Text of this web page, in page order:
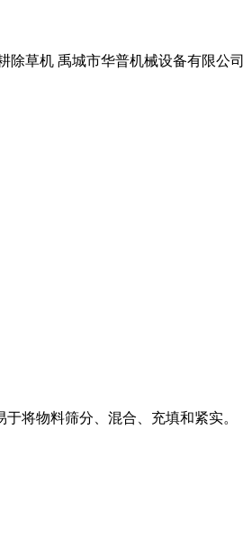
除草机 禹城市华普机械设备有限公司
将物料筛分、混合、充填和紧实。